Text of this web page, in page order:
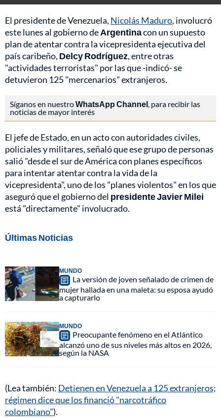
El presidente de Venezuela, Nicolás Maduro, involucró
este lunes al gobierno deArgentinacon un supuesto
plan de atentar contra la vicepresidenta ejecutiva del
país caribeño, Delcy Rodríguez, entre otras
"actividades terroristas" por las que -indicó- se
detuvieron 125 "mercenarios" extranjeros.
Síganos en nuestroWhatsApp Channel, para recibir las
noticias de mayor interés
El jefe de Estado, en un acto con autoridades civiles,
policiales y militares, señaló que ese grupo de personas
salió "desde el sur de América con planes específicos
para intentar atentar contra la vida de la
vicepresidenta", uno de los "planes violentos" en los que
aseguró que el gobierno del presidente Javier Milei
está "directamente" involucrado.
Últimas Noticias
MUNDO
La versión de joven señalado de crimen de
mujer hallada en una maleta: su esposa ayudó
a capturarlo
MUNDO
Preocupante fenómeno en el Atlántico
alcanzó uno de sus niveles más altos en 2026,
según la NASA
(Lea también: Detienen en Venezuela a 125 extranjeros;
régimen dice que los financió "narcotráfico
colombiano").